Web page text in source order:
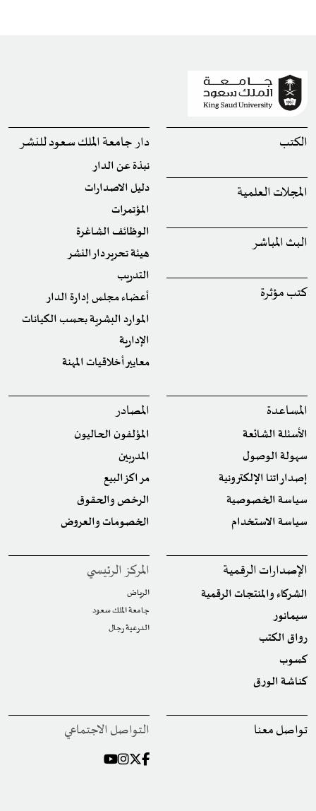
الكتب
المجلات العلمية
البث المباشر
كتب مؤثرة
دار جامعة الملك سعود للنشر
نبذة عن الدار
دليل الاصدارات
المؤتمرات
الوظائف الشاغرة
هيئة تحرير دار النشر
التدريب
أعضاء مجلس إدارة الدار
الموارد البشرية بحسب الكيانات
الإدارية
معايير أخلاقيات المهنة
المساعدة
الأسئلة الشائعة
سهولة الوصول
إصداراتنا الإلكترونية
سياسة الخصوصية
سياسة الاستخدام
المصادر
المؤلفون الحاليون
المدربين
مراكز البيع
الرخص والحقوق
الخصومات والعروض
الإصدارات الرقمية
الشركاء والمنتجات الرقمية
سيمانور
رواق الكتب
كسوب
كناشة الورق
المركز الرئيسي
الرياض
جامعة الملك سعود
الدرعية رجال
تواصل معنا التواصل الاجتماعي